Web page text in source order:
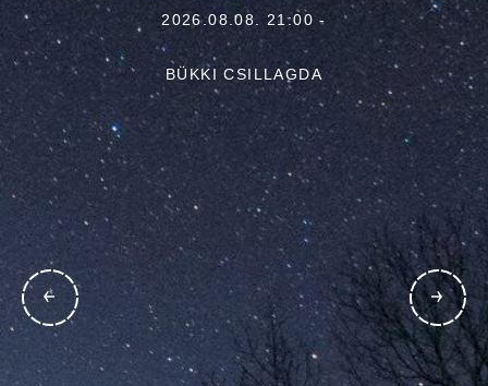
ÁRAK, NYITVATARTÁS2026.08.08. 21:00 -
BÜKKI CSILLAGDA